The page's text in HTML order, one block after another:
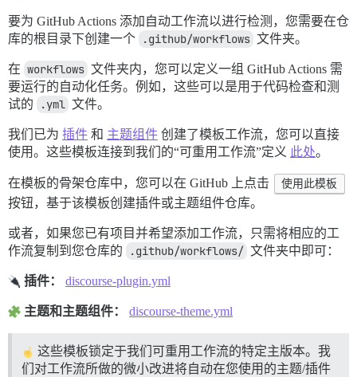
要为 GitHub Actions 添加自动工作流以进行检测，您需要在仓
库的根目录下创建一个
.github/workflows 文件夹。
在 workflows 文件夹内，您可以定义一组 GitHub Actions 需
要运行的自动化任务。例如，这些可以是用于代码检查和测
试的
.yml 文件。
我们已为 插件 和 主题组件 创建了模板工作流，您可以直接
使用。这些模板连接到我们的“可重用工作流”定义 此处。
在模板的骨架仓库中，您可以在 GitHub 上点击 使用此模板
按钮，基于该模板创建插件或主题组件仓库。
或者，如果您已有项目并希望添加工作流，只需将相应的工
作流复制到您仓库的
.github/workflows/ 文件夹中即可：
插件： discourse-plugin.yml
主题和主题组件： discourse-theme.yml
这些模板锁定于我们可重用工作流的特定主版本。我
们对工作流所做的微小改进将自动在您使用的主题/插件